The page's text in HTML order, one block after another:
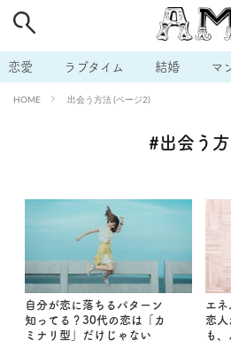
恋愛 ラブタイム 結婚 マ
HOME 出会う方法 (ページ2)
#出会う
自分が恋に落ちるパターン
知ってる？30代の恋は「カ
ミナリ型」だけじゃない
エネ
恋人
も
# 男の本音
# 不倫 # 出会う方法 # マ
# ラブグッズ # 体の相性
# モテテク #
# おもしろライフ